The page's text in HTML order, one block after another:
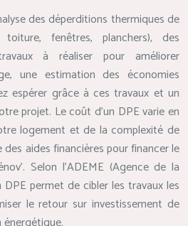
des déperditions thermiques de
fenêtres, planchers), des
à réaliser pour améliorer
une estimation des économies
espérer grâce à ces travaux et un
projet. Le coût d’un DPE varie en
logement et de la complexité de
des aides financières pour financer le
Selon l’ADEME (Agence de la
permet de cibler les travaux les
le retour sur investissement de